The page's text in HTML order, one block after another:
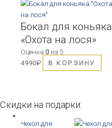
Бокал для коньяка
«Охота на лося»
Оценка 0 из 5
4990₽ В КОРЗИНУ
Скидки на подарки:
Чехол для